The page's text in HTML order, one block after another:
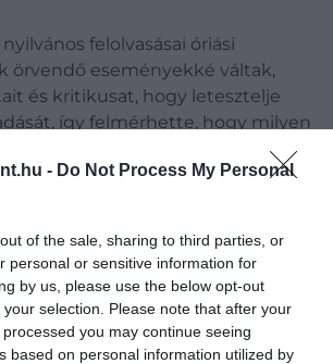
- Do Not Process My Personal
of the sale, sharing to third parties, or
personal or sensitive information for
by us, please use the below opt-out
selection. Please note that after your
you may continue seeing
based on personal information utilized by
felolvasásai óriási
örvendő eseményekké váltak,
és kritikusat, hogy letesztelje
így felmérhette, hogy milyen
kiderül, hogy Dickens
a többi értékével.
másik levélből pedig
író egy barátjának, Thomas
kétségeit: